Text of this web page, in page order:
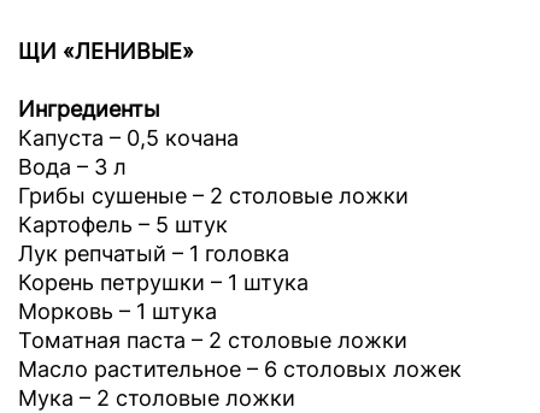
ЩИ «ЛЕНИВЫЕ»
Ингредиенты
Капуста – 0,5 кочана
Вода – 3 л
Грибы сушеные – 2 столовые ложки
Картофель – 5 штук
Лук репчатый – 1 головка
Корень петрушки – 1 штука
Морковь – 1 штука
Томатная паста – 2 столовые ложки
Масло растительное – 6 столовых ложек
Мука – 2 столовые ложки